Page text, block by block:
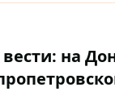
на